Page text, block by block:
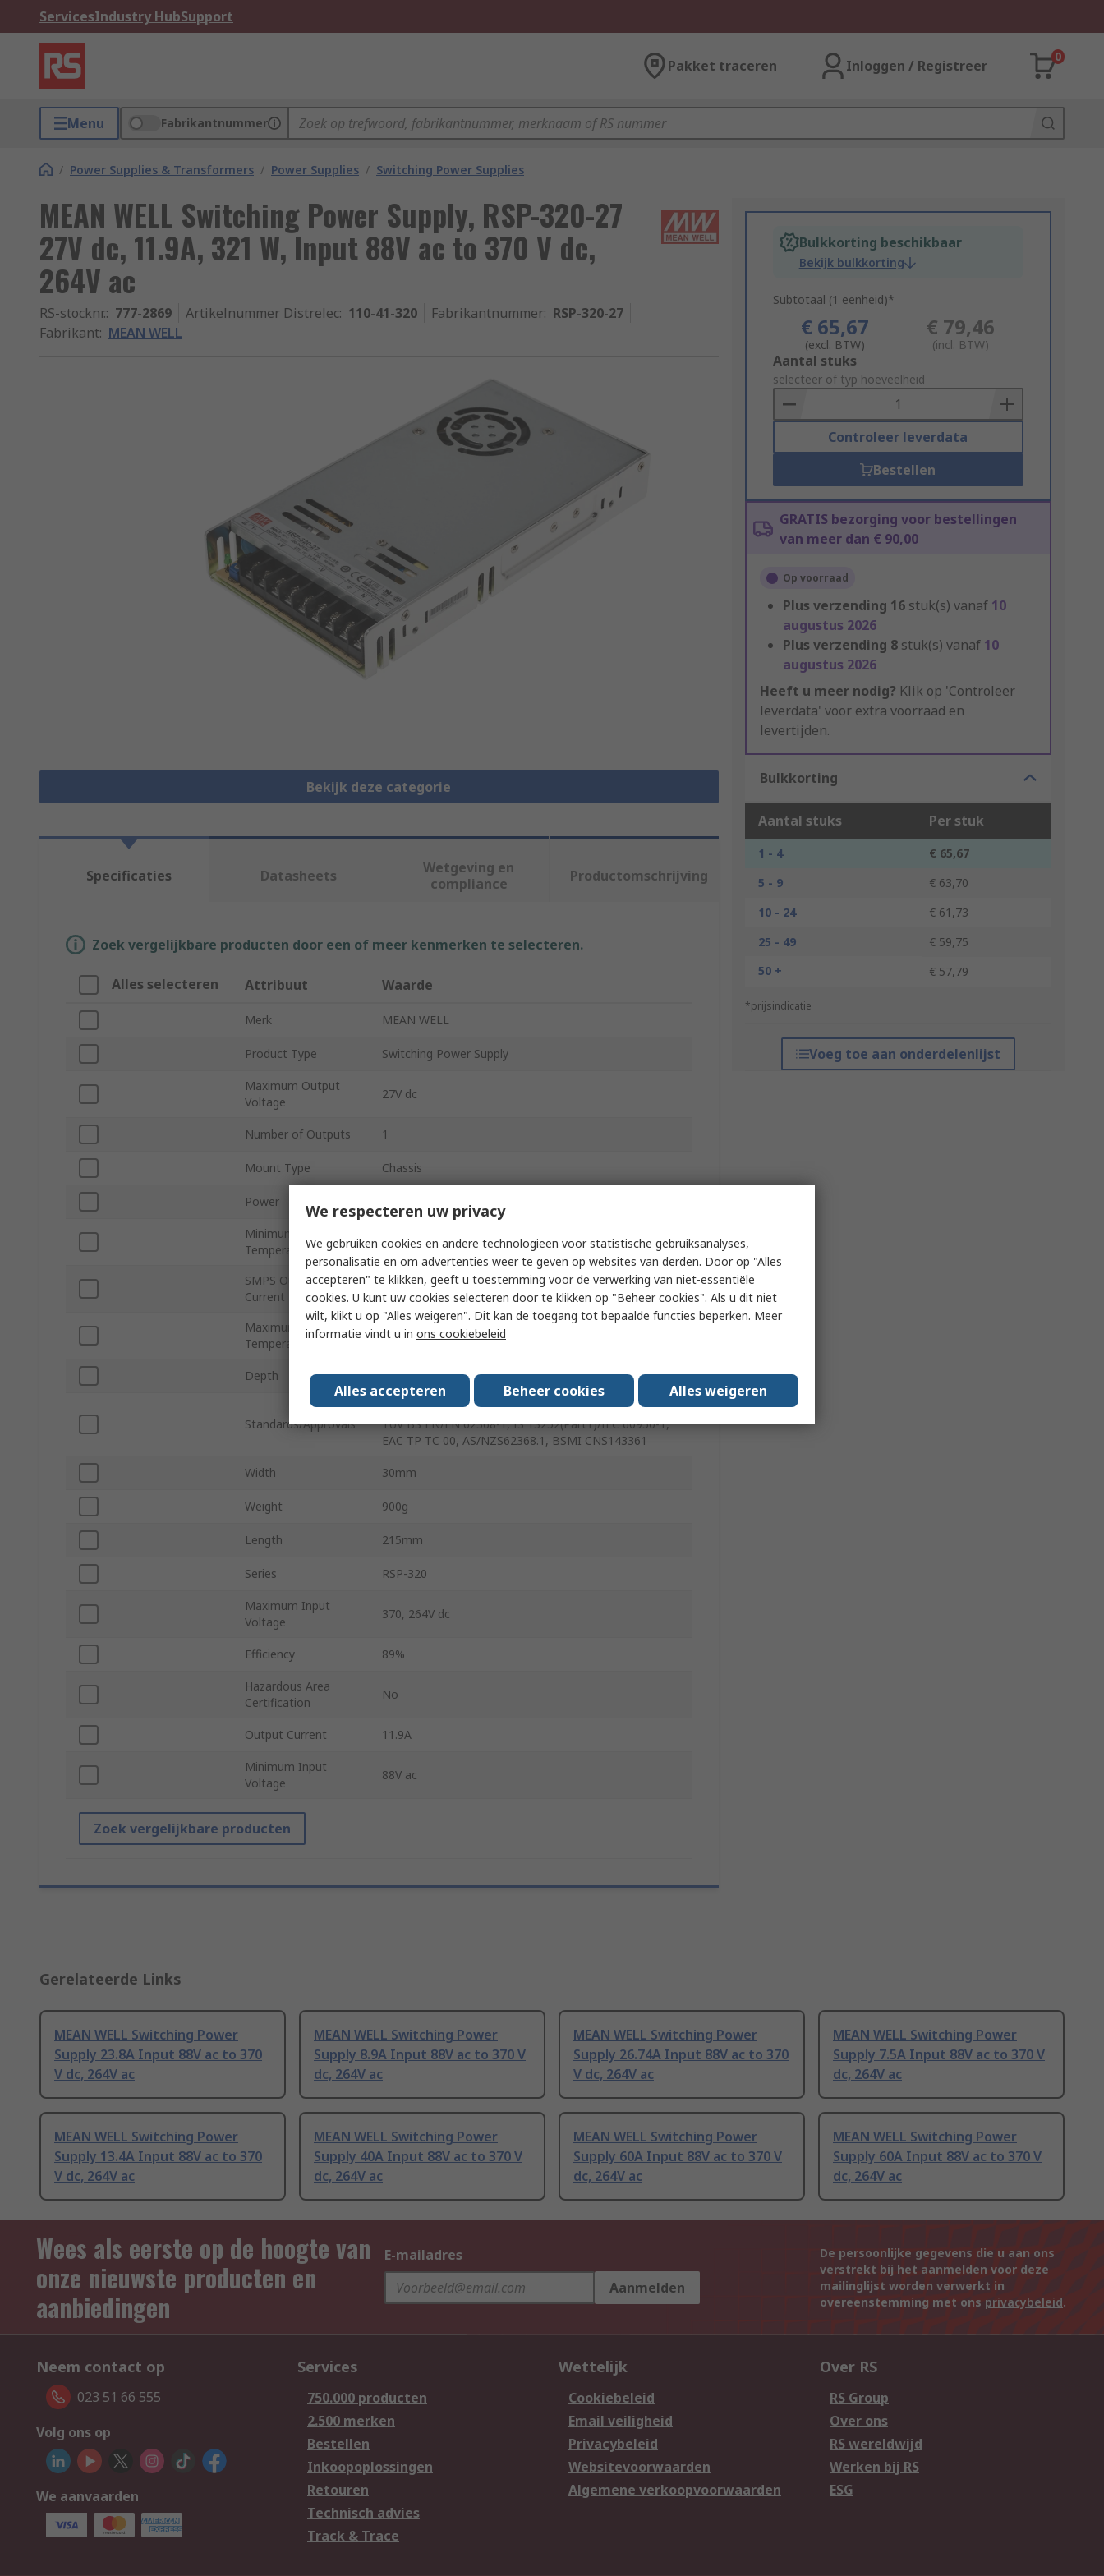
ServicesIndustry HubSupport
Pakket traceren Inloggen / Registreer
0
Menu Fabrikantnummer
/ Power Supplies & Transformers / Power Supplies / Switching Power Supplies
MEAN WELL Switching Power Supply, RSP-320-27
27V dc, 11.9A, 321 W, Input 88V ac to 370 V dc,
264V ac
RS-stocknr.: 777-2869 Artikelnummer Distrelec: 110-41-320 Fabrikantnummer: RSP-320-27
Fabrikant: MEAN WELL
Bekijk deze categorie
Bulkkorting beschikbaar
Bekijk bulkkorting
Subtotaal (1 eenheid)*
€ 65,67
(excl. BTW)
€ 79,46
(incl. BTW)
Add
to
Basket
Aantal stuks
selecteer of typ hoeveelheid
Controleer leverdata
Bestellen
GRATIS bezorging voor bestellingen
van meer dan € 90,00
Op voorraad
Plus verzending 16 stuk(s) vanaf 10
augustus 2026
Plus verzending 8 stuk(s) vanaf 10
augustus 2026
Heeft u meer nodig? Klik op 'Controleer
leverdata' voor extra voorraad en
levertijden.
Bulkkorting
Aantal stuks Per stuk
1 - 4
€ 65,67
5 - 9
€ 63,70
10 - 24
€ 61,73
25 - 49
€ 59,75
50 +
€ 57,79
*prijsindicatie
Voeg toe aan onderdelenlijst
Specificaties Datasheets
Wetgeving en
compliance
Productomschrijving
Zoek vergelijkbare producten door een of meer kenmerken te selecteren.
Alles selecteren Attribuut Waarde
Merk MEAN WELL
Product Type Switching Power Supply
Maximum Output
Voltage
27V dc
Number of Outputs 1
Mount Type Chassis
Power
Minimum Operating
Temperature
-30°C
SMPS Output
Current
11.9A
Maximum Operating
Temperature
70°C
Depth 30mm
Standards/Approvals
CSA C22.2 No. 62368-1, UL 62368-1, CCCGB4943.1,
TUV BS EN/EN 62368-1, IS 13252(Part1)/IEC 60950-1,
EAC TP TC 00, AS/NZS62368.1, BSMI CNS143361
Width 30mm
Weight 900g
Length 215mm
Series RSP-320
Maximum Input
Voltage
370, 264V dc
Efficiency 89%
Hazardous Area
Certification
No
Output Current 11.9A
Minimum Input
Voltage
88V ac
Zoek vergelijkbare producten
Gerelateerde Links
MEAN WELL Switching Power
Supply 23.8A Input 88V ac to 370
V dc, 264V ac
MEAN WELL Switching Power
Supply 8.9A Input 88V ac to 370 V
dc, 264V ac
MEAN WELL Switching Power
Supply 26.74A Input 88V ac to 370
V dc, 264V ac
MEAN WELL Switching Power
Supply 7.5A Input 88V ac to 370 V
dc, 264V ac
MEAN WELL Switching Power
Supply 13.4A Input 88V ac to 370
V dc, 264V ac
MEAN WELL Switching Power
Supply 40A Input 88V ac to 370 V
dc, 264V ac
MEAN WELL Switching Power
Supply 60A Input 88V ac to 370 V
dc, 264V ac
MEAN WELL Switching Power
Supply 60A Input 88V ac to 370 V
dc, 264V ac
Wees als eerste op de hoogte van
onze nieuwste producten en
aanbiedingen
E-mailadres
Aanmelden
De persoonlijke gegevens die u aan ons
verstrekt bij het aanmelden voor deze
mailinglijst worden verwerkt in
overeenstemming met ons privacybeleid.
Neem contact op
023 51 66 555
Volg ons op
We aanvaarden
Services
750.000 producten
2.500 merken
Bestellen
Inkoopoplossingen
Retouren
Technisch advies
Track & Trace
Wettelijk
Cookiebeleid
Email veiligheid
Privacybeleid
Websitevoorwaarden
Algemene verkoopvoorwaarden
Over RS
RS Group
Over ons
RS wereldwijd
Werken bij RS
ESG
We respecteren uw privacy
We gebruiken cookies en andere technologieën voor statistische gebruiksanalyses,
personalisatie en om advertenties weer te geven op websites van derden. Door op "Alles
accepteren" te klikken, geeft u toestemming voor de verwerking van niet-essentiële
cookies. U kunt uw cookies selecteren door te klikken op "Beheer cookies". Als u dit niet
wilt, klikt u op "Alles weigeren". Dit kan de toegang tot bepaalde functies beperken. Meer
informatie vindt u in ons cookiebeleid
Alles accepteren Beheer cookies Alles weigeren